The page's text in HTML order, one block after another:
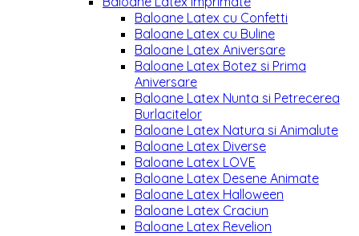
Baloane Latex cu Confetti
Baloane Latex cu Buline
Baloane Latex Aniversare
Baloane Latex Botez si Prima
Aniversare
Baloane Latex Nunta si Petrecerea
Burlacitelor
Baloane Latex Natura si Animalute
Baloane Latex Diverse
Baloane Latex LOVE
Baloane Latex Desene Animate
Baloane Latex Halloween
Baloane Latex Craciun
Baloane Latex Revelion